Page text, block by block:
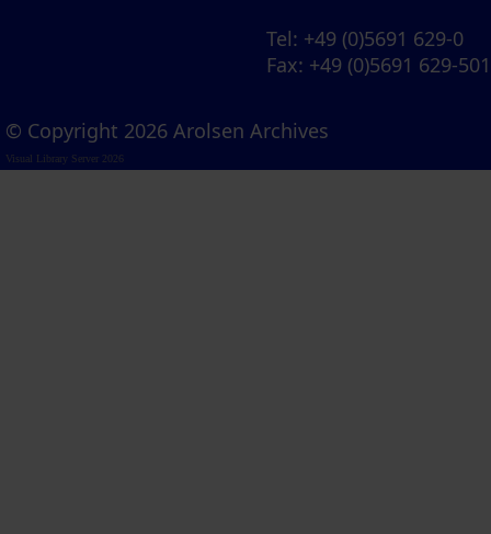
Tel: +49 (0)5691 629-0
Fax: +49 (0)5691 629-501
© Copyright 2026 Arolsen Archives
Visual Library Server 2026